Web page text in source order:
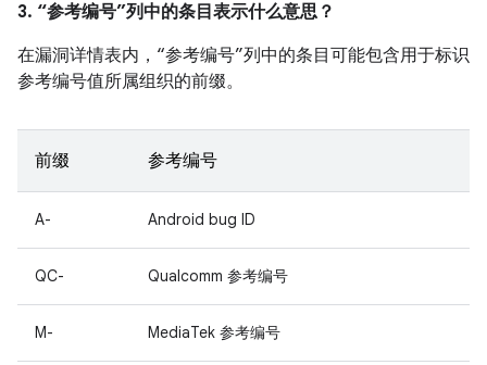
3. “参考编号”列中的条目表示什么意思？
在漏洞详情表内，“参考编号”列中的条目可能包含用于标识
参考编号值所属组织的前缀。
前缀 参考编号
A- Android bug ID
QC- Qualcomm 参考编号
M- MediaTek 参考编号